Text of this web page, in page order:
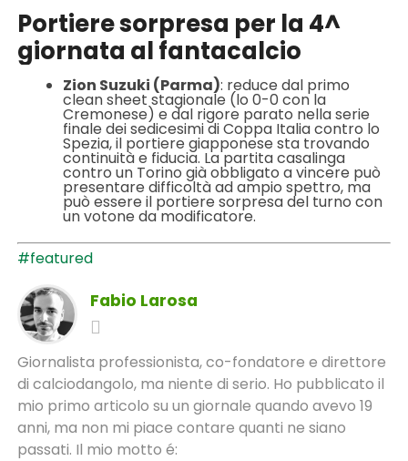
Portiere sorpresa per la 4^
giornata al fantacalcio
Zion Suzuki (Parma): reduce dal primo
clean sheet stagionale (lo 0-0 con la
Cremonese) e dal rigore parato nella serie
finale dei sedicesimi di Coppa Italia contro lo
Spezia, il portiere giapponese sta trovando
continuità e fiducia. La partita casalinga
contro un Torino già obbligato a vincere può
presentare difficoltà ad ampio spettro, ma
può essere il portiere sorpresa del turno con
un votone da modificatore.
#featured
Fabio Larosa
Giornalista professionista, co-fondatore e direttore
di calciodangolo, ma niente di serio. Ho pubblicato il
mio primo articolo su un giornale quando avevo 19
anni, ma non mi piace contare quanti ne siano
passati. Il mio motto é: